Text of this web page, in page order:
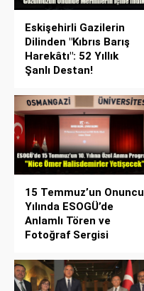
Eskişehirli Gazilerin
Dilinden "Kıbrıs Barış
Harekâtı": 52 Yıllık
Şanlı Destan!
15 Temmuz’un Onuncu
Yılında ESOGÜ’de
Anlamlı Tören ve
Fotoğraf Sergisi